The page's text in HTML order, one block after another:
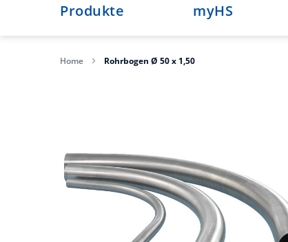
Produkte myHS
Home Rohrbogen Ø 50 x 1,50